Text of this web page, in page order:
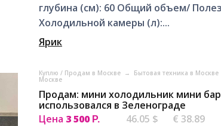
глубина (см): 60 Общий объем/
Холодильной камеры (л):...
Ярик
Куплю / Продам в Москве → Бытовая техника в Москве
Москве
Продам: мини холодильник мини
использовался в Зеленограде
Цена 3 500 Р. 46.05 $
€ 38.89